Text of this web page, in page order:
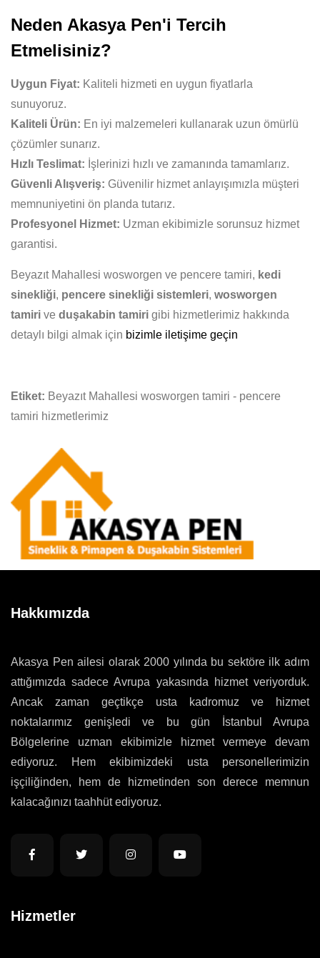
Neden Akasya Pen'i Tercih
Etmelisiniz?
Uygun Fiyat: Kaliteli hizmeti en uygun fiyatlarla
sunuyoruz.
Kaliteli Ürün: En iyi malzemeleri kullanarak uzun ömürlü
çözümler sunarız.
Hızlı Teslimat: İşlerinizi hızlı ve zamanında tamamlarız.
Güvenli Alışveriş: Güvenilir hizmet anlayışımızla müşteri
memnuniyetini ön planda tutarız.
Profesyonel Hizmet: Uzman ekibimizle sorunsuz hizmet
garantisi.
Beyazıt Mahallesi wosworgen ve pencere tamiri, kedi
sinekliği, pencere sinekliği sistemleri, wosworgen
tamiri ve duşakabin tamiri gibi hizmetlerimiz hakkında
detaylı bilgi almak için bizimle iletişime geçin
Etiket: Beyazıt Mahallesi wosworgen tamiri - pencere
tamiri hizmetlerimiz
Hakkımızda
Akasya Pen ailesi olarak 2000 yılında bu sektöre ilk adım
attığımızda sadece Avrupa yakasında hizmet veriyorduk.
Ancak zaman geçtikçe usta kadromuz ve hizmet
noktalarımız genişledi ve bu gün İstanbul Avrupa
Bölgelerine uzman ekibimizle hizmet vermeye devam
ediyoruz. Hem ekibimizdeki usta personellerimizin
işçiliğinden, hem de hizmetinden son derece memnun
kalacağınızı taahhüt ediyoruz.
Hizmetler